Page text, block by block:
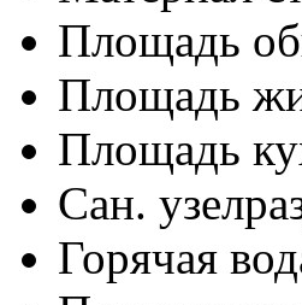
Площадь
Площадь
Площадь
Сан. узел
Горячая